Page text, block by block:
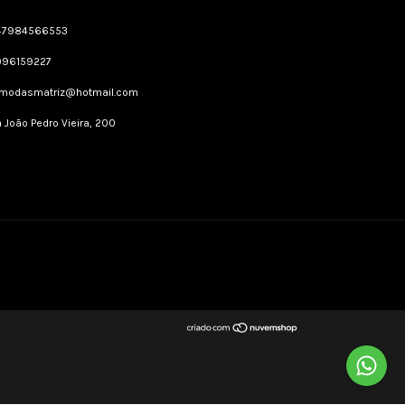
João Pedro Vieira, 200